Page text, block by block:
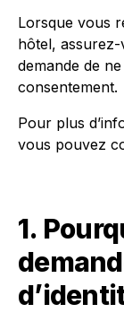
Lorsque vous
hôtel, assurez-
demande de
consentement.
Pour plus
vous pouvez
1.